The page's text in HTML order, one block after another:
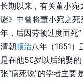
长期以来，有关董小
谜》中曾将董小宛之
年，后因劳顿过度而死
清朝顺治八年（1651
是在他50岁以后纳娶
张“病死说”的学者主要